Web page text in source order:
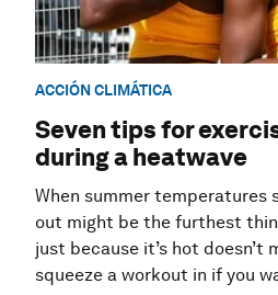
ACCIÓN CLIMÁTICA
Seven tips for
during a heatwave
When summer temperatures
out might be the furthest
just because it’s hot doesn’t
squeeze a workout in if you